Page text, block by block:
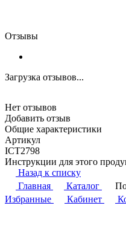
Отзывы
Загрузка отзывов...
Нет отзывов
Добавить отзыв
Общие характеристики
Артикул
ICT2798
Инструкции для этого
Назад к списку
Главная
Каталог
Избранные
Кабинет